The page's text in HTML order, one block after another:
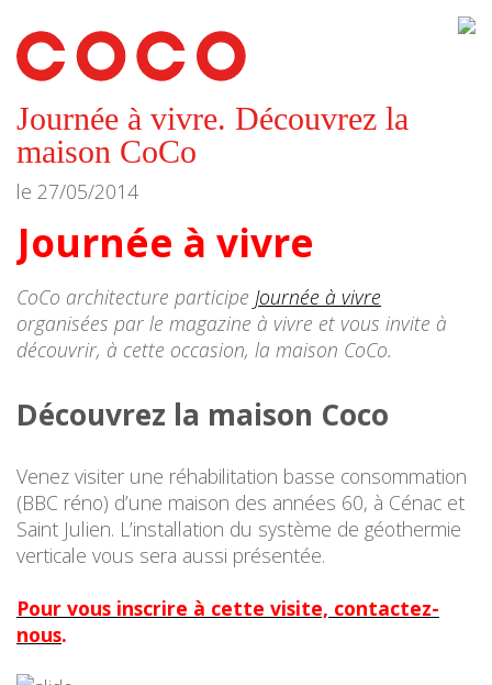
CoCo
Architecture
architecture,
urbanisme,
etc.
Journée à vivre. Découvrez la
maison CoCo
le 27/05/2014
Journée à vivre
CoCo architecture participe Journée à vivre
organisées par le magazine à vivre et vous invite à
découvrir, à cette occasion, la maison CoCo.
Découvrez la maison Coco
Venez visiter une réhabilitation basse consommation
(BBC réno) d’une maison des années 60, à Cénac et
Saint Julien. L’installation du système de géothermie
verticale vous sera aussi présentée.
Pour vous inscrire à cette visite, contactez-
nous.